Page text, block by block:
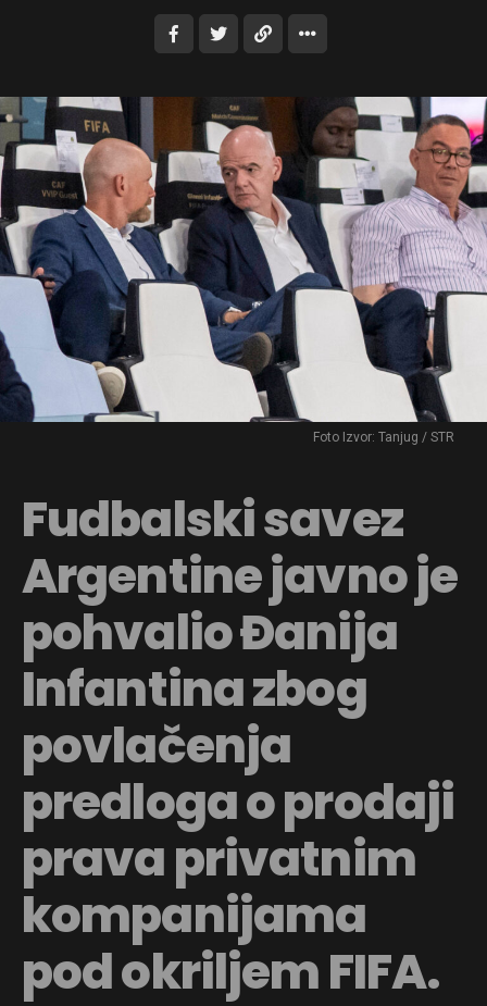
Foto Izvor: Tanjug / STR
Fudbalski savez
Argentine javno je
pohvalio Đanija
Infantina zbog
povlačenja
predloga o prodaji
prava privatnim
kompanijama
pod okriljem FIFA.